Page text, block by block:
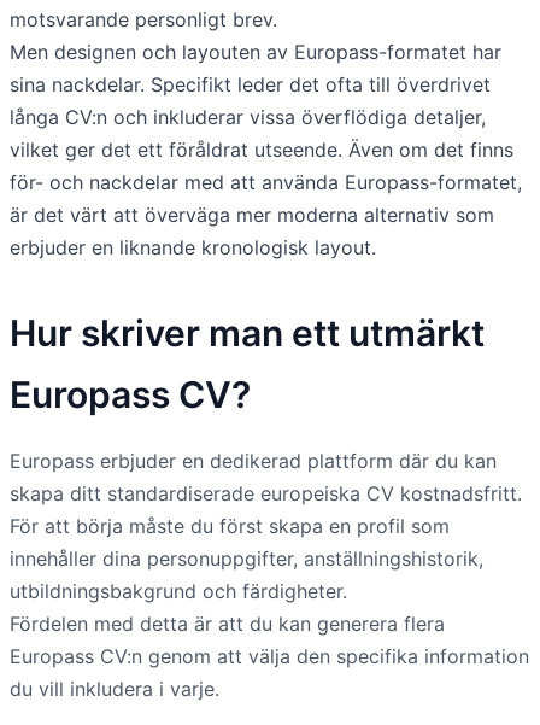
motsvarande personligt brev.
Men designen och layouten av Europass-formatet har
sina nackdelar. Specifikt leder det ofta till överdrivet
långa CV:n och inkluderar vissa överflödiga detaljer,
vilket ger det ett föråldrat utseende. Även om det finns
för- och nackdelar med att använda Europass-formatet,
är det värt att överväga mer moderna alternativ som
erbjuder en liknande kronologisk layout.
Hur skriver man ett utmärkt
Europass CV?
Europass erbjuder en dedikerad plattform där du kan
skapa ditt standardiserade europeiska CV kostnadsfritt.
För att börja måste du först skapa en profil som
innehåller dina personuppgifter, anställningshistorik,
utbildningsbakgrund och färdigheter.
Fördelen med detta är att du kan generera flera
Europass CV:n genom att välja den specifika information
du vill inkludera i varje.